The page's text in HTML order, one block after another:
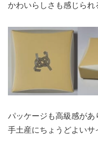
かわいらしさも感じられ
パッケージも高級感があ
手土産にちょうどよいサ